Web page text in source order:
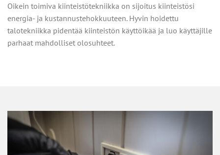
Oikein toimiva kiinteistötekniikka on sijoitus kiinteistösi
energia- ja kustannustehokkuuteen. Hyvin hoidettu
talotekniikka pidentää kiinteistön käyttöikää ja luo käyttäjille
parhaat mahdolliset olosuhteet.